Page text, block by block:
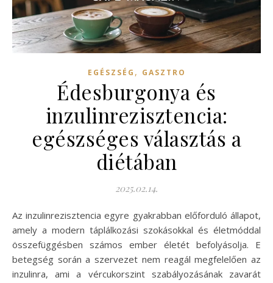
EGÉSZSÉG , GASZTRO
Édesburgonya és
inzulinrezisztencia:
egészséges választás a
diétában
2025.02.14.
Az inzulinrezisztencia egyre gyakrabban előforduló állapot,
amely a modern táplálkozási szokásokkal és életmóddal
összefüggésben számos ember életét befolyásolja. E
betegség során a szervezet nem reagál megfelelően az
inzulinra, ami a vércukorszint szabályozásának zavarát